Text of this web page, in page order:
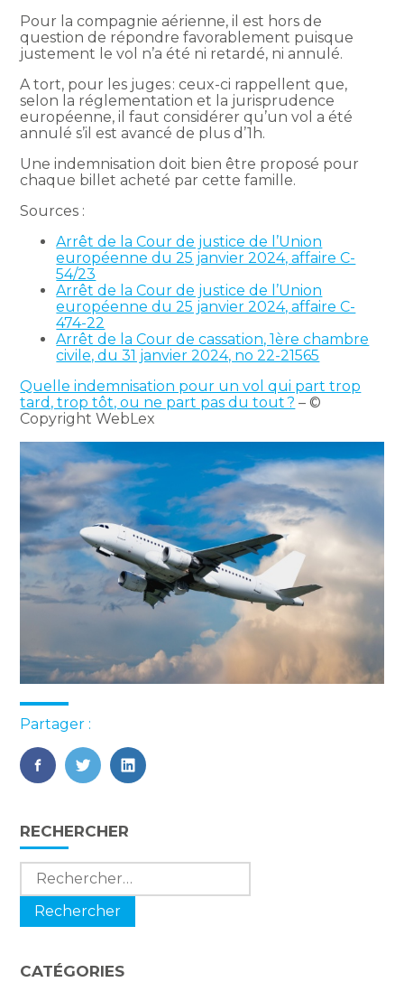
Pour la compagnie aérienne, il est hors de
question de répondre favorablement puisque
justement le vol n’a été ni retardé, ni annulé.
A tort, pour les juges : ceux-ci rappellent que,
selon la réglementation et la jurisprudence
européenne, il faut considérer qu’un vol a été
annulé s’il est avancé de plus d’1h.
Une indemnisation doit bien être proposé pour
chaque billet acheté par cette famille.
Sources :
Arrêt de la Cour de justice de l’Union
européenne du 25 janvier 2024, affaire C-
54/23
Arrêt de la Cour de justice de l’Union
européenne du 25 janvier 2024, affaire C-
474-22
Arrêt de la Cour de cassation, 1ère chambre
civile, du 31 janvier 2024, no 22-21565
Quelle indemnisation pour un vol qui part trop
tard, trop tôt, ou ne part pas du tout ? – ©
Copyright WebLex
Partager :
FaceBook
TwitterLinkedIn
Blog
sidebar
RECHERCHER
Rechercher :
CATÉGORIES